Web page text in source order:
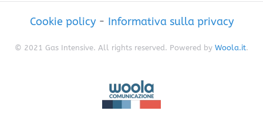
Cookie policy- Informativa sulla privacy
© 2021 Gas Intensive. All rights reserved. Powered by Woola.it.